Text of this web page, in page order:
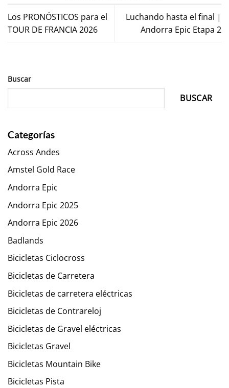
Los PRONÓSTICOS para el
TOUR DE FRANCIA 2026
Luchando hasta el final |
Andorra Epic Etapa 2
Buscar
BUSCAR
Categorías
Across Andes
Amstel Gold Race
Andorra Epic
Andorra Epic 2025
Andorra Epic 2026
Badlands
Bicicletas Ciclocross
Bicicletas de Carretera
Bicicletas de carretera eléctricas
Bicicletas de Contrareloj
Bicicletas de Gravel eléctricas
Bicicletas Gravel
Bicicletas Mountain Bike
Bicicletas Pista